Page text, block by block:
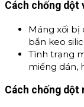
Cách chống dột
Máng xối bị
bắn keo
Tình trạng
miếng dán,
Cách chống